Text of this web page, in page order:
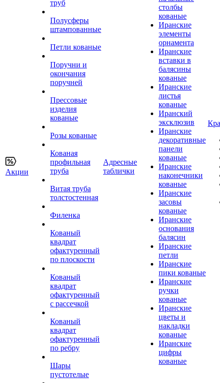
Акции
труб
Полусферы
штампованные
Петли кованые
Поручни и
окончания
поручней
Прессовые
изделия
кованые
Розы кованые
Кованая
профильная
труба
Витая труба
толстостенная
Филенка
Кованый
квадрат
офактуренный
по плоскости
Кованый
квадрат
офактуренный
с рассечкой
Кованый
квадрат
офактуренный
по ребру
Шары
пустотелые
Адресные
таблички
столбы
кованые
Иранские
элементы
орнамента
Иранские
вставки в
балясины
кованые
Иранские
листья
кованые
Иранский
эксклюзив
Иранские
декоративные
панели
кованые
Иранские
наконечники
кованые
Иранские
засовы
кованые
Иранские
основания
балясин
Иранские
петли
Иранские
пики кованые
Иранские
ручки
кованые
Иранские
цветы и
накладки
кованые
Иранские
цифры
кованые